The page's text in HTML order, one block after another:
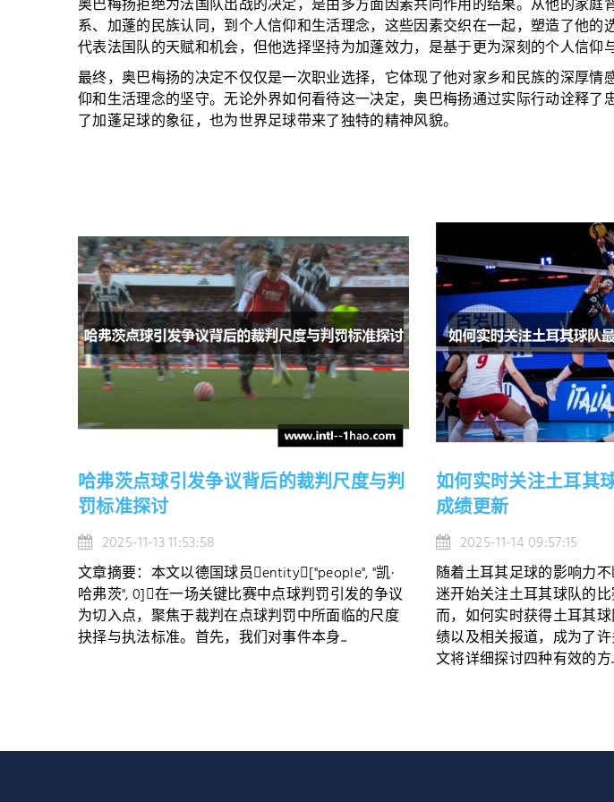
奥巴梅扬拒绝为法国队出战的决定，是由多方面因素共同作用的结果。从他的家庭
系、加蓬的民族认同，到个人信仰和生活理念，这些因素交织在一起，塑造了他的
代表法国队的天赋和机会，但他选择坚持为加蓬效力，是基于更为深刻的个人信仰
最终，奥巴梅扬的决定不仅仅是一次职业选择，它体现了他对家乡和民族的深厚情
仰和生活理念的坚守。无论外界如何看待这一决定，奥巴梅扬通过实际行动诠释了
了加蓬足球的象征，也为世界足球带来了独特的精神风貌。
哈弗茨点球引发争议背后的裁判尺度与判
罚标准探讨
2025-11-13 11:53:58
文章摘要：本文以德国球员entity["people", "凯·
哈弗茨", 0]在一场关键比赛中点球判罚引发的争议
为切入点，聚焦于裁判在点球判罚中所面临的尺度
抉择与执法标准。首先，我们对事件本身...
如何实时关注土耳其
成绩更新
2025-11-14 09:57:15
随着土耳其足球的影响力
迷开始关注土耳其球队的
而，如何实时获得土耳其
绩以及相关报道，成为了
文将详细探讨四种有效的方